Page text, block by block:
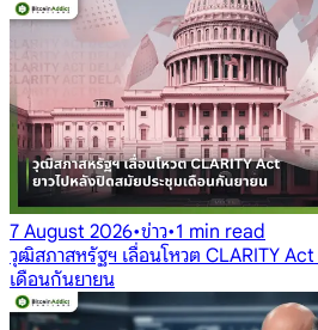
7 August 2026•ข่าว•1 min read
วุฒิสภาสหรัฐฯ เลื่อนโหวต CLARITY
เดือนกันยายน